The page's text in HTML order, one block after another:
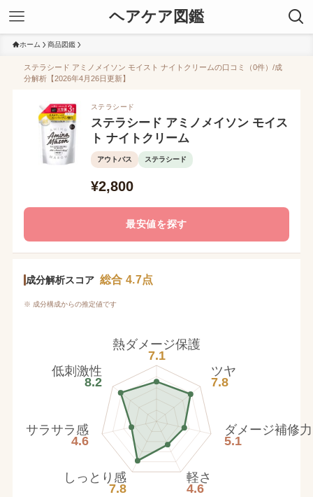
ヘアケア図鑑
ホーム 商品図鑑
ステラシード アミノメイソン モイスト ナイトクリームの口コミ（0件）/成
分解析【2026年4月26日更新】
ステラシード
ステラシード アミノメイソン モイス
ト ナイトクリーム
アウトバス ステラシード
¥2,800
最安値を探す
成分解析スコア 総合 4.7点
※ 成分構成からの推定値です
熱ダメージ保護
7.1
ツヤ
7.8
ダメージ補修力
5.1
軽さ
4.6
しっとり感
7.8
サラサラ感
4.6
低刺激性
8.2